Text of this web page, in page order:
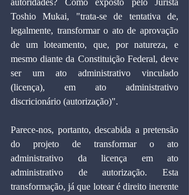
autoridades? Como exposto pelo Jurista
Toshio Mukai, "trata-se de tentativa de,
legalmente, transformar o ato de aprovação
de um loteamento, que, por natureza, e
mesmo diante da Constituição Federal, deve
ser um ato administrativo vinculado
(licença), em ato administrativo
discricionário (autorização)".
Parece-nos, portanto, descabida a pretensão
do projeto de transformar o ato
administrativo da licença em ato
administrativo de autorização. Esta
transformação, já que lotear é direito inerente